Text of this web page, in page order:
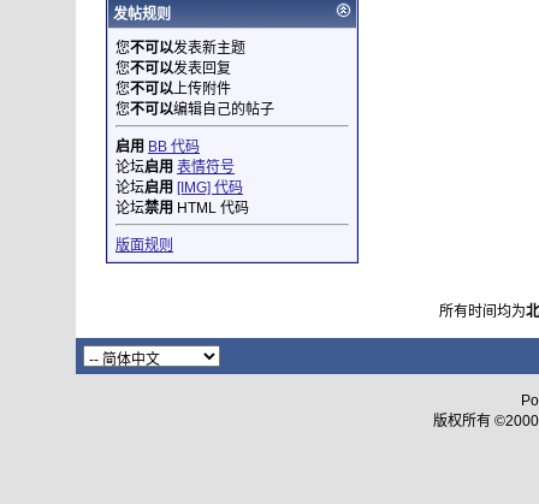
发帖规则
您不可以发表新主题
您不可以发表回复
您不可以上传附件
您不可以编辑自己的帖子
启用 BB 代码
论坛启用 表情符号
论坛启用 [IMG] 代码
论坛禁用 HTML 代码
版面规则
所有时间均为
版权所有